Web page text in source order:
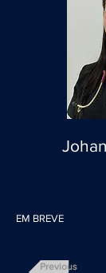
EM BREVE
Previous